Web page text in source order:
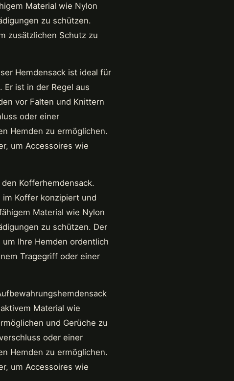
Material wie Nylon
zu schützen.
zusätzlichen Schutz zu
Hemdensack ist ideal für
Er ist in der Regel aus
vor Falten und Knittern
oder einer
Hemden zu ermöglichen.
um Accessoires wie
Kofferhemdensack.
Koffer konzipiert und
Material wie Nylon
zu schützen. Der
Ihre Hemden ordentlich
Tragegriff oder einer
Material wie
und Gerüche zu
oder einer
Hemden zu ermöglichen.
um Accessoires wie